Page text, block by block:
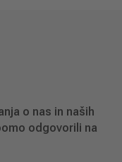
o nas in naših
odgovorili na